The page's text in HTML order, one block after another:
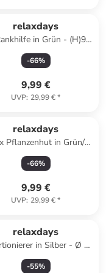
relaxdays
in Grün - (H)91
x Ø 28 cm
-66%
9,99 €
UVP: 29,99 €*
relaxdays
Pflanzenhut in Grün/
- (B)19 x (H)22 x
(T)19 cm
-66%
9,99 €
UVP: 29,99 €*
relaxdays
in Silber - Ø 53
mm
-55%